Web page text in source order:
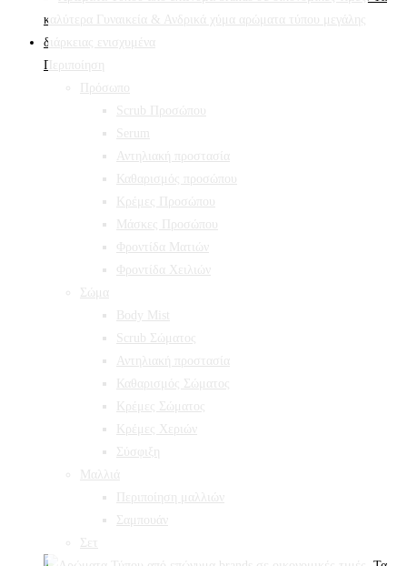
Περιποίηση
Πρόσωπο
Scrub Προσώπου
Serum
Αντηλιακή προστασία
Καθαρισμός προσώπου
Κρέμες Προσώπου
Μάσκες Προσώπου
Φροντίδα Ματιών
Φροντίδα Χειλιών
Σώμα
Body Mist
Scrub Σώματος
Αντηλιακή προστασία
Καθαρισμός Σώματος
Κρέμες Σώματος
Κρέμες Χεριών
Σύσφιξη
Mαλλιά
Περιποίηση μαλλιών
Σαμπουάν
Σετ